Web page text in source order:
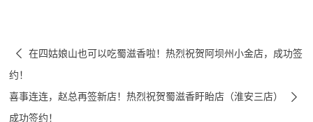
在四姑娘山也可以吃蜀滋香啦！热烈祝贺阿坝州小金店，成功签
约！

喜事连连，赵总再签新店！热烈祝贺蜀滋香盱眙店（淮安三店）
成功签约！